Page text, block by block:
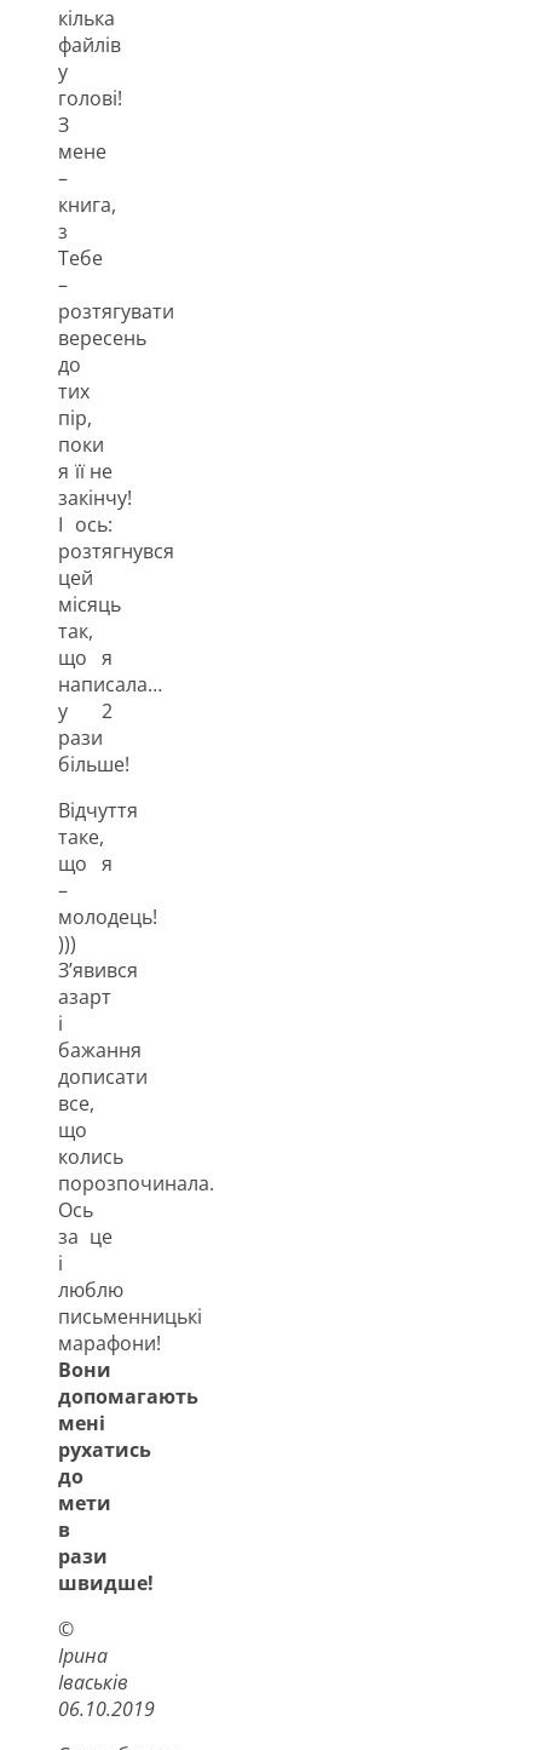
кілька
файлів
у
голові!
З
мене
–
книга,
з
Тебе
–
розтягувати
вересень
до
тих
пір,
поки
я її не
закінчу!
І ось:
розтягнувся
цей
місяць
так,
що я
написала…
у 2
рази
більше!
Відчуття
таке,
що я
–
молодець!
)))
З’явився
азарт
і
бажання
дописати
все,
що
колись
порозпочинала.
Ось
за це
і
люблю
письменницькі
марафони!
Вони
допомагають
мені
рухатись
до
мети
в
рази
швидше!
©
Ірина
Іваськів
06.10.2019